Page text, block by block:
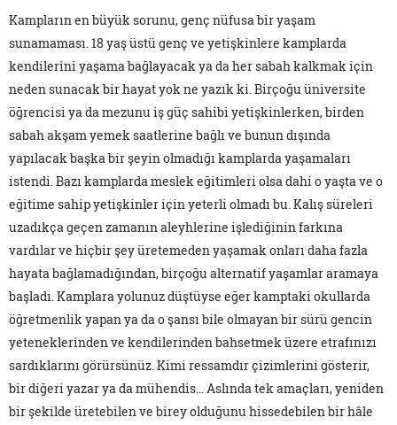
Kampların en büyük sorunu, genç nüfusa bir yaşam
sunamaması. 18 yaş üstü genç ve yetişkinlere kamplarda
kendilerini yaşama bağlayacak ya da her sabah kalkmak için
neden sunacak bir hayat yok ne yazık ki. Birçoğu üniversite
öğrencisi ya da mezunu iş güç sahibi yetişkinlerken, birden
sabah akşam yemek saatlerine bağlı ve bunun dışında
yapılacak başka bir şeyin olmadığı kamplarda yaşamaları
istendi. Bazı kamplarda meslek eğitimleri olsa dahi o yaşta ve o
eğitime sahip yetişkinler için yeterli olmadı bu. Kalış süreleri
uzadıkça geçen zamanın aleyhlerine işlediğinin farkına
vardılar ve hiçbir şey üretemeden yaşamak onları daha fazla
hayata bağlamadığından, birçoğu alternatif yaşamlar aramaya
başladı. Kamplara yolunuz düştüyse eğer kamptaki okullarda
öğretmenlik yapan ya da o şansı bile olmayan bir sürü gencin
yeteneklerinden ve kendilerinden bahsetmek üzere etrafınızı
sardıklarını görürsünüz. Kimi ressamdır çizimlerini gösterir,
bir diğeri yazar ya da mühendis… Aslında tek amaçları, yeniden
bir şekilde üretebilen ve birey olduğunu hissedebilen bir hâle